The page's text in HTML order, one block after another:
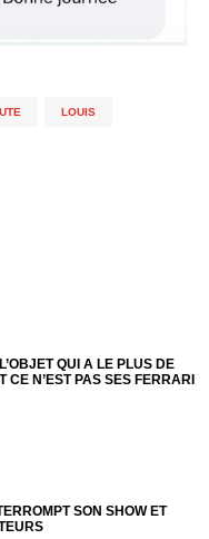
LOUIS
QUI A LE PLUS DE
CE N’EST PAS SES FERRARI
SON SHOW ET